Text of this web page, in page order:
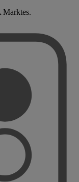
Marktes.